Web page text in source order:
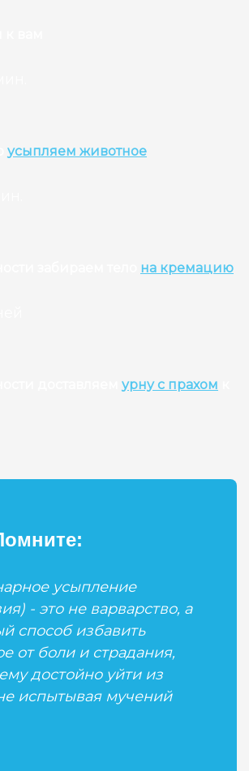
усыпляем животное
на кремацию
урну с прахом
усыпление
- это не варварство, а
способ избавить
от боли и страдания,
достойно уйти из
испытывая мучений